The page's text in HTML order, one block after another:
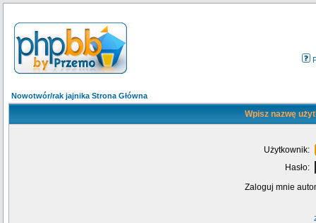
Nowotwór/rak jajnika Strona Główna
Wpisz nazwę
Użytkownik:
Hasło:
Zaloguj mnie